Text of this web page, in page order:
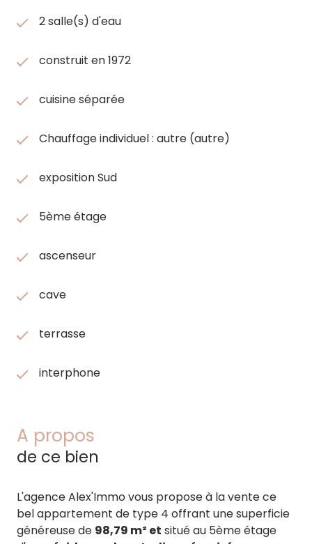
2 salle(s) d'eau
construit en 1972
cuisine séparée
Chauffage individuel : autre (autre)
exposition Sud
5ème étage
ascenseur
cave
terrasse
interphone
A propos
de ce bien
L'agence Alex'Immo vous propose à la vente ce
bel appartement de type 4 offrant une superficie
généreuse de 98,79 m² et situé au 5ème étage